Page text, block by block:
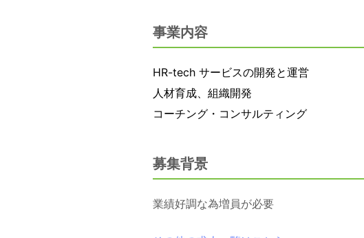
事業内容
HR-tech サービスの開発と運営
人材育成、組織開発
コーチング・コンサルティング
募集背景
業績好調な為増員が必要